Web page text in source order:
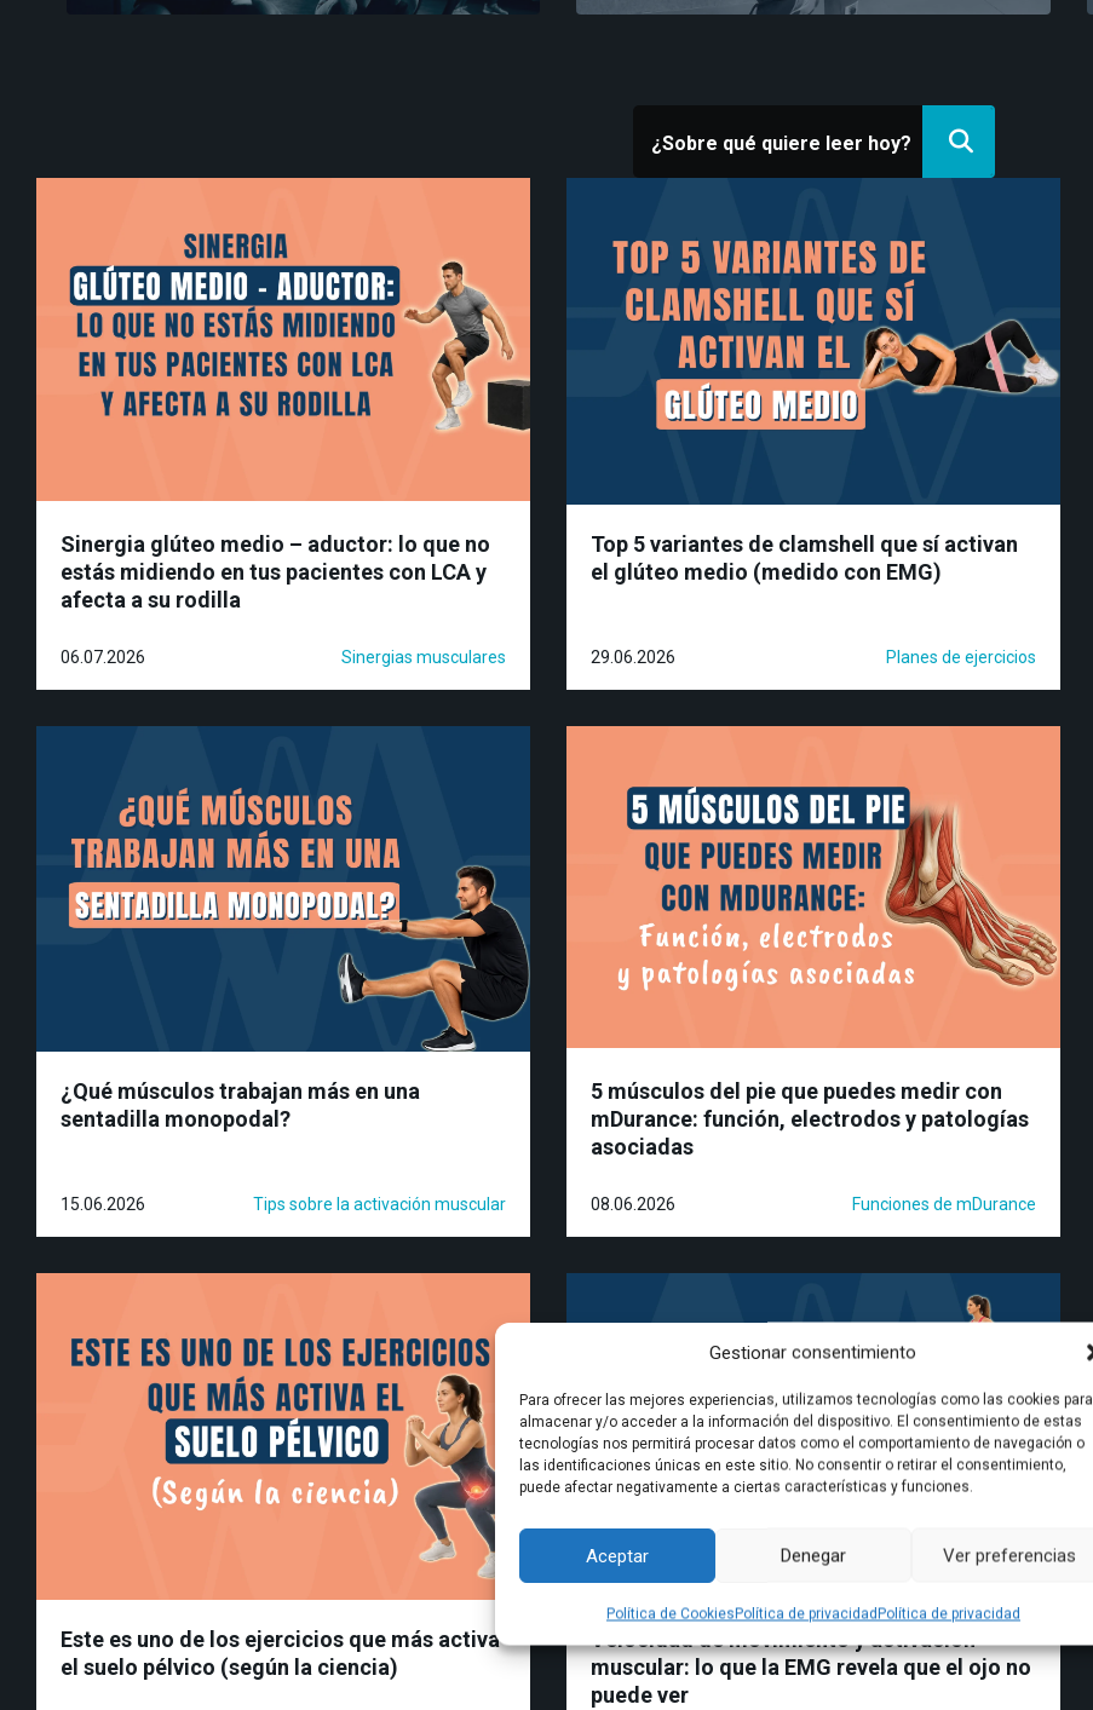
Gestionar consentimiento
Para ofrecer las mejores experiencias, utilizamos tecnologías como las cookies para
almacenar y/o acceder a la información del dispositivo. El consentimiento de estas
tecnologías nos permitirá procesar datos como el comportamiento de navegación o
las identificaciones únicas en este sitio. No consentir o retirar el consentimiento,
puede afectar negativamente a ciertas características y funciones.
Aceptar Denegar Ver preferencias
Política de CookiesPolítica de privacidad Política de privacidad
Sinergia glúteo medio – aductor: lo que no
estás midiendo en tus pacientes con LCA y
afecta a su rodilla
06.07.2026 Sinergias musculares
Top 5 variantes de clamshell que sí activan
el glúteo medio (medido con EMG)
29.06.2026 Planes de ejercicios
¿Qué músculos trabajan más en una
sentadilla monopodal?
15.06.2026 Tips sobre la activación muscular
5 músculos del pie que puedes medir con
mDurance: función, electrodos y patologías
asociadas
08.06.2026 Funciones de mDurance
Este es uno de los ejercicios que más activa
el suelo pélvico (según la ciencia)
Velocidad de movimiento y activación
muscular: lo que la EMG revela que el ojo no
puede ver